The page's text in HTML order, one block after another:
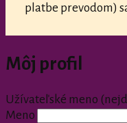
platbe prevodom)
Môj profil
Užívateľské meno
Meno